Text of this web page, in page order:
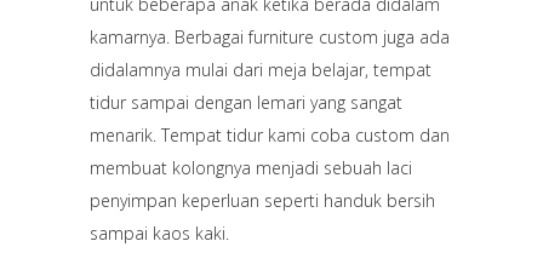
kamarnya. Berbagai furniture custom juga ada
didalamnya mulai dari meja belajar, tempat
tidur sampai dengan lemari yang sangat
menarik. Tempat tidur kami coba custom dan
membuat kolongnya menjadi sebuah laci
penyimpan keperluan seperti handuk bersih
sampai kaos kaki.